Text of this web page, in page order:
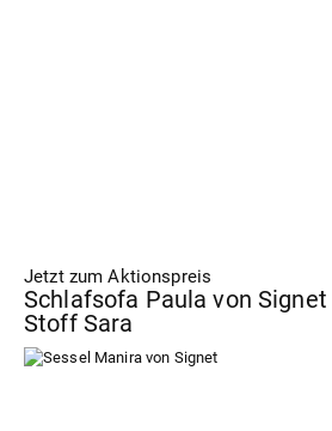
Jetzt zum Aktionspreis
Schlafsofa Paula von Signet
Stoff Sara